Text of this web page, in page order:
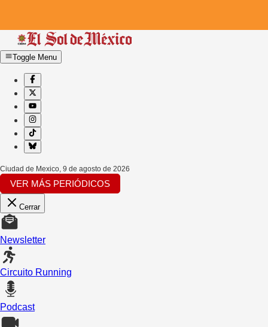
Toggle Menu
Ciudad de Mexico, 9 de agosto de 2026
VER MÁS PERIÓDICOS
Cerrar
Newsletter
Circuito Running
Podcast